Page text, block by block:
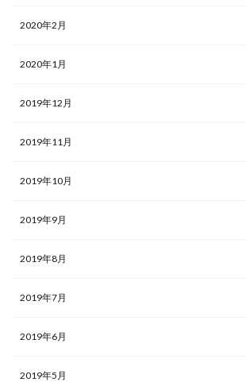
2020年2月
2020年1月
2019年12月
2019年11月
2019年10月
2019年9月
2019年8月
2019年7月
2019年6月
2019年5月